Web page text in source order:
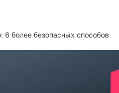
6 более безопасных способов